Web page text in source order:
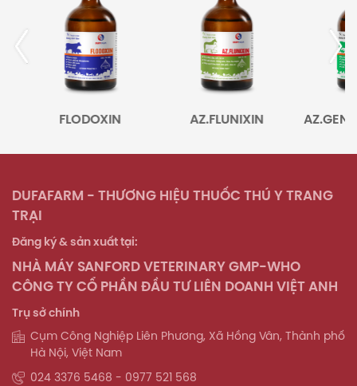
FLODOXIN AZ.FLUNIXIN
DUFAFARM - THƯƠNG HIỆU THUỐC THÚ Y TRANG
TRẠI
Đăng ký & sản xuất tại:
NHÀ MÁY SANFORD VETERINARY GMP-WHO
CÔNG TY CỔ PHẦN ĐẦU TƯ LIÊN DOANH VIỆT ANH
Trụ sở chính
Cụm Công Nghiệp Liên Phương, Xã Hồng Vân, Thành phố
Hà Nội, Việt Nam
024 3376 5468 - 0977 521 568